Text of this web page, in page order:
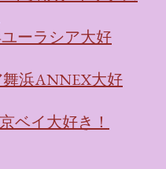
ーラシア大好
浜ANNEX大好
ベイ大好き！